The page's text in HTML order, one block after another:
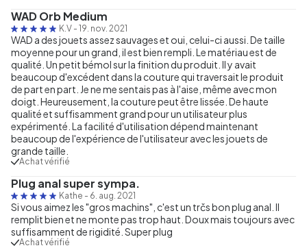
WAD Orb Medium
K.V - 19. nov. 2021
WAD a des jouets assez sauvages et oui, celui-ci aussi. De taille
moyenne pour un grand, il est bien rempli. Le matériau est de
qualité. Un petit bémol sur la finition du produit. Il y avait
beaucoup d'excédent dans la couture qui traversait le produit
de part en part. Je ne me sentais pas à l'aise, même avec mon
doigt. Heureusement, la couture peut être lissée. De haute
qualité et suffisamment grand pour un utilisateur plus
expérimenté. La facilité d'utilisation dépend maintenant
beaucoup de l'expérience de l'utilisateur avec les jouets de
grande taille.
Achat vérifié
Plug anal super sympa.
Kathe - 6. aug. 2021
Si vous aimez les "gros machins", c'est un trčs bon plug anal. Il
remplit bien et ne monte pas trop haut. Doux mais toujours avec
suffisamment de rigidité. Super plug
Achat vérifié